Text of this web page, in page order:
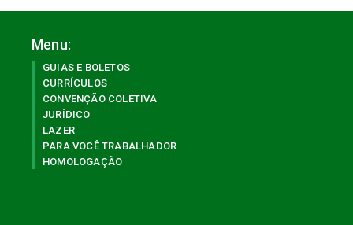
Menu:
GUIAS E BOLETOS
CURRÍCULOS
CONVENÇÃO COLETIVA
JURÍDICO
LAZER
PARA VOCÊ TRABALHADOR
HOMOLOGAÇÃO